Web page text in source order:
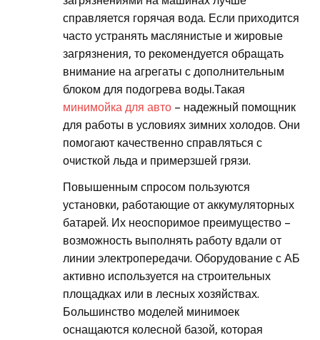
справляется горячая вода. Если приходится
часто устранять маслянистые и жировые
загрязнения, то рекомендуется обращать
внимание на агрегаты с дополнительным
блоком для подогрева воды.Такая
минимойка для авто – надежный помощник
для работы в условиях зимних холодов. Они
помогают качественно справляться с
очисткой льда и примерзшей грязи.
Повышенным спросом пользуются
установки, работающие от аккумуляторных
батарей. Их неоспоримое преимущество –
возможность выполнять работу вдали от
линии электропередачи. Оборудование с АБ
активно используется на строительных
площадках или в лесных хозяйствах.
Большинство моделей минимоек
оснащаются колесной базой, которая